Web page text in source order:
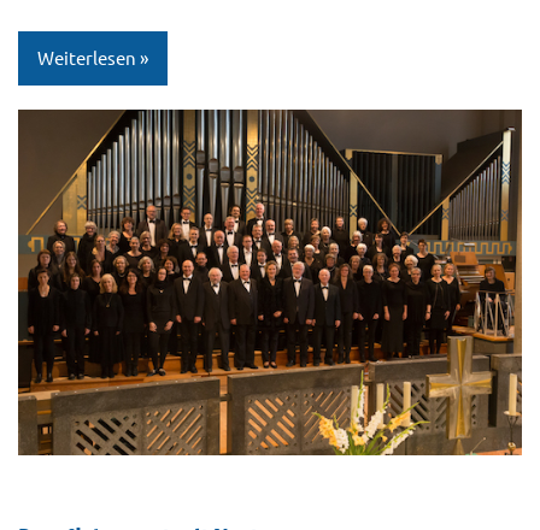
Weiterlesen
10JahreRefugium
Aktuell